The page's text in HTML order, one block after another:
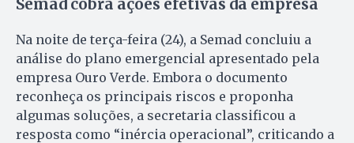
Semad cobra ações efetivas da empresa
Na noite de terça-feira (24), a Semad concluiu a
análise do plano emergencial apresentado pela
empresa Ouro Verde. Embora o documento
reconheça os principais riscos e proponha
algumas soluções, a secretaria classificou a
resposta como “inércia operacional”, criticando a